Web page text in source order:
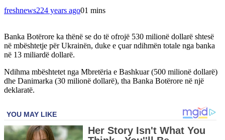
freshnews224 years ago01 mins
Banka Botërore ka thënë se do të ofrojë 530 milionë dollarë shtesë
në mbështetje për Ukrainën, duke e çuar ndihmën totale nga banka
në 13 miliardë dollarë.
Ndihma mbështetet nga Mbretëria e Bashkuar (500 milionë dollarë)
dhe Danimarka (30 milionë dollarë), tha Banka Botërore në një
deklaratë.